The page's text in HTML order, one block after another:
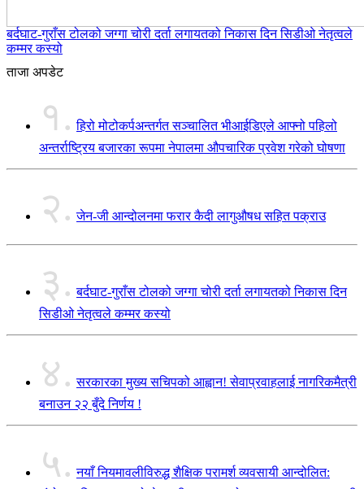
बर्दघाट-गुराँस टोलको जग्गा चोरी दर्ता लगायतको निकास दिन सिडीओ नेतृत्वले
कम्मर कस्यो
ताजा अपडेट
१. हिरो मोटोकर्पअन्तर्गत सञ्चालित भीआईडिएले आफ्नो पहिलो
अन्तर्राष्ट्रिय बजारका रूपमा नेपालमा औपचारिक प्रवेश गरेको घोषणा
२. जेन-जी आन्दोलनमा फरार कैदी लागुऔषध सहित पक्राउ
३. बर्दघाट-गुराँस टोलको जग्गा चोरी दर्ता लगायतको निकास दिन
सिडीओ नेतृत्वले कम्मर कस्यो
४. सरकारका मुख्य सचिपको आह्वान! सेवाप्रवाहलाई नागरिकमैत्री
बनाउन २२ बुँदे निर्णय !
५. नयाँ नियमावलीविरुद्ध शैक्षिक परामर्श व्यवसायी आन्दोलित: